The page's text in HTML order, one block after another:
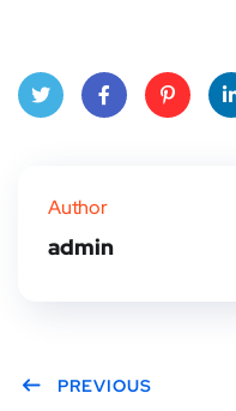
Author
admin
PREVIOUS